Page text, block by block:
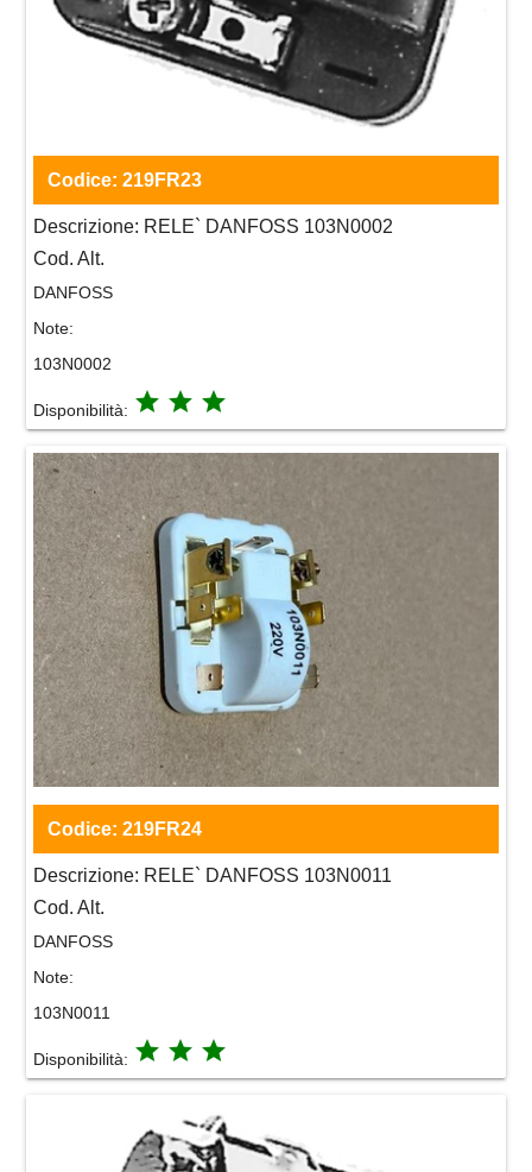
Codice: 219FR23
Descrizione: RELE` DANFOSS 103N0002
Cod. Alt.
DANFOSS
Note:
103N0002
Disponibilità: grade grade grade
Codice: 219FR24
Descrizione: RELE` DANFOSS 103N0011
Cod. Alt.
DANFOSS
Note:
103N0011
Disponibilità: grade grade grade